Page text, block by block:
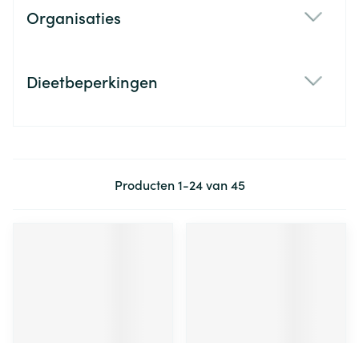
Organisaties
Dieetbeperkingen
Producten1-24van45